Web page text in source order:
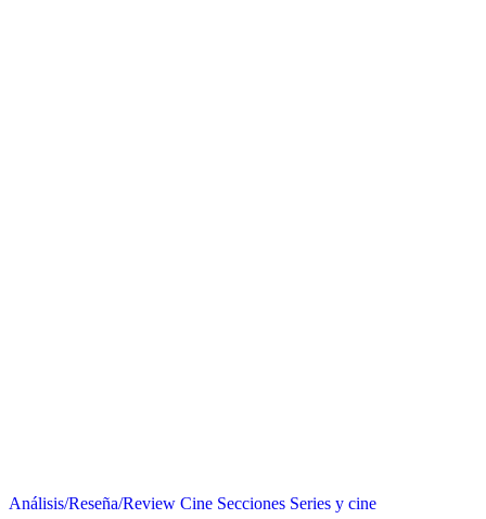
Análisis/Reseña/Review Cine Secciones Series y cine